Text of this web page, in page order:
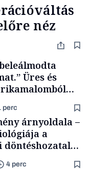
néz
Üres és
perc
árnyoldala –
a
döntéshozatal
4 perc